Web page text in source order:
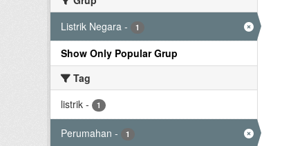
Listrik Negara - 1
Show Only Popular Grup
Tag
listrik - 1
Perumahan - 1